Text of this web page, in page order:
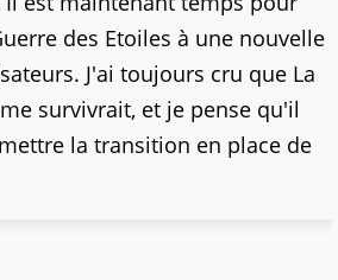
des Etoiles à une nouvelle
J'ai toujours cru que La
survivrait, et je pense qu'il
la transition en place de